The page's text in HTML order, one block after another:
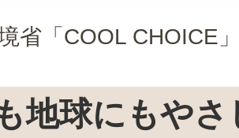
省「COOL CHOICE
地球にもや